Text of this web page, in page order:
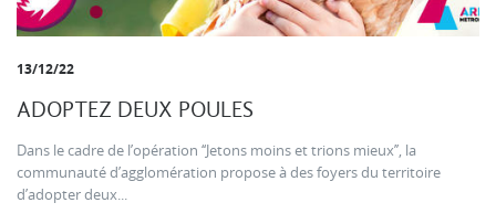
13/12/22
ADOPTEZ DEUX POULES
Dans le cadre de l’opération ‘‘Jetons moins et trions mieux’’, la
communauté d’agglomération propose à des foyers du territoire
d’adopter deux...